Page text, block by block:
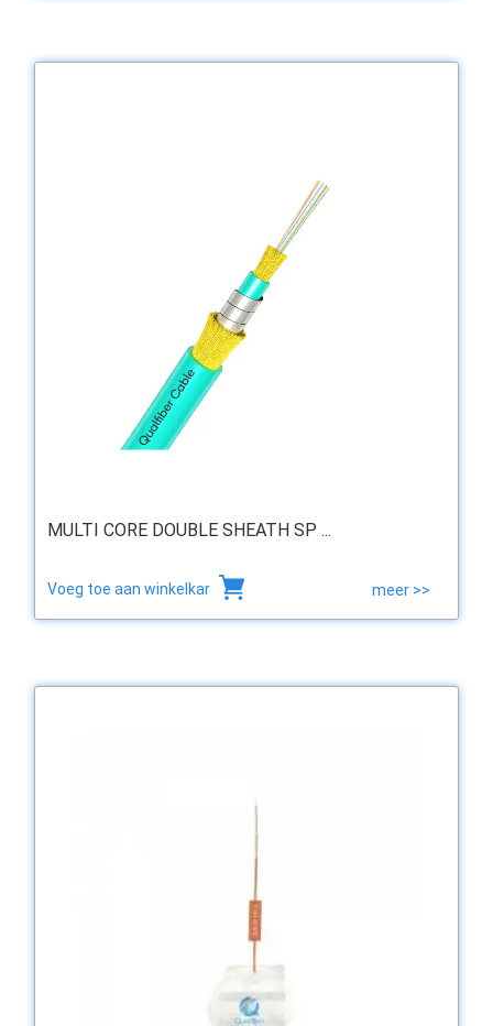
MULTI CORE DOUBLE SHEATH SP ...
Voeg toe aan winkelkar meer >>